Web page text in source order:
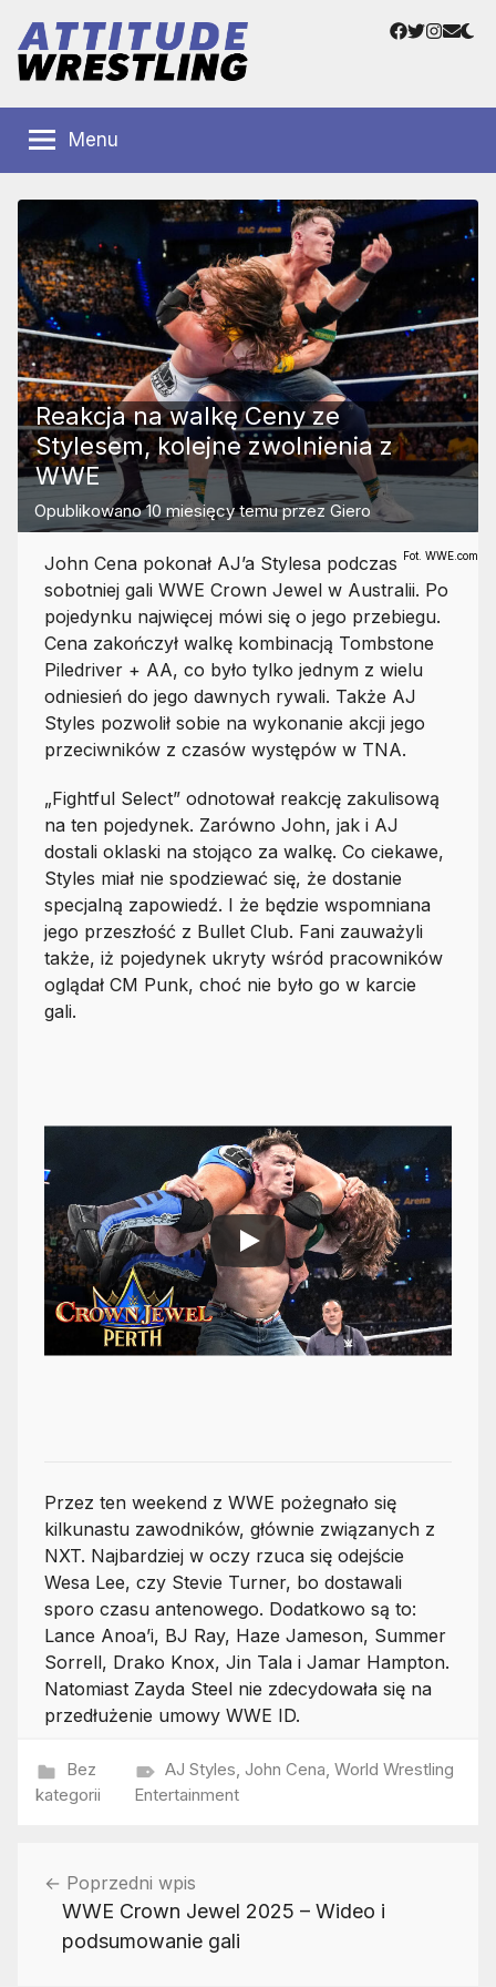
treści
Wrestling
Polska
Wrestlingu
Facebook
Twitter
Menu
Fot. WWE.com
Reakcja na walkę Ceny ze
Stylesem, kolejne zwolnienia z
WWE
Opublikowano10 miesięcy temuprzez Giero
John Cena pokonał AJ’a Stylesa podczas
sobotniej gali WWE Crown Jewel w Australii. Po
pojedynku najwięcej mówi się o jego przebiegu.
Cena zakończył walkę kombinacją Tombstone
Piledriver + AA, co było tylko jednym z wielu
odniesień do jego dawnych rywali. Także AJ
Styles pozwolił sobie na wykonanie akcji jego
przeciwników z czasów występów w TNA.
„Fightful Select” odnotował reakcję zakulisową
na ten pojedynek. Zarówno John, jak i AJ
dostali oklaski na stojąco za walkę. Co ciekawe,
Styles miał nie spodziewać się, że dostanie
specjalną zapowiedź. I że będzie wspomniana
jego przeszłość z Bullet Club. Fani zauważyli
także, iż pojedynek ukryty wśród pracowników
oglądał CM Punk, choć nie było go w karcie
gali.
Przez ten weekend z WWE pożegnało się
kilkunastu zawodników, głównie związanych z
NXT. Najbardziej w oczy rzuca się odejście
Wesa Lee, czy Stevie Turner, bo dostawali
sporo czasu antenowego. Dodatkowo są to:
Lance Anoa’i, BJ Ray, Haze Jameson, Summer
Sorrell, Drako Knox, Jin Tala i Jamar Hampton.
Natomiast Zayda Steel nie zdecydowała się na
przedłużenie umowy WWE ID.
Bez
kategorii
AJ Styles John Cena World Wrestling
Entertainment
wpisu
Poprzedni wpis
WWE Crown Jewel 2025 – Wideo i
podsumowanie gali